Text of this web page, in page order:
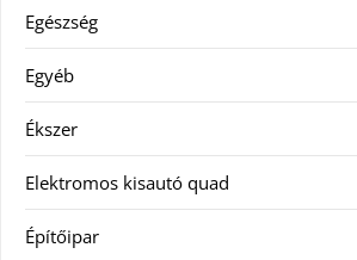
Egészség
Egyéb
Ékszer
Elektromos kisautó quad
Építőipar